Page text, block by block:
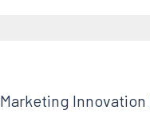
Marketing Innovation